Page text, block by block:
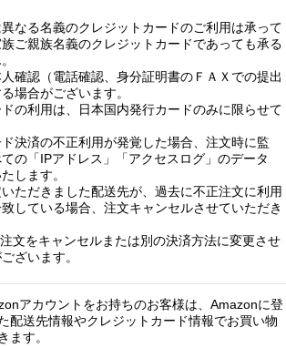
なる名義のクレジットカードのご利用は承って
ご親族名義のクレジットカードであっても承る
確認（電話確認、身分証明書のＦＡＸでの提出
場合がございます。
の利用は、日本国内発行カードのみに限らせて
決済の不正利用が発覚した場合、注文時に監
の「IPアドレス」「アクセスログ」のデータ
します。
ただきました配送先が、過去に不正注文に利用
している場合、注文キャンセルさせていただき
文をキャンセルまたは別の決済方法に変更させ
ざいます。
アカウントをお持ちのお客様は、Amazonに登
配送先情報やクレジットカード情報でお買い物
ます。